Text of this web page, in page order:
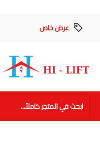
عرض خاص